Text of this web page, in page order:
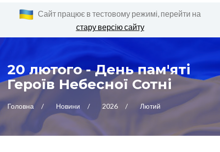
Сайт працює в тестовому режимі, перейти на
стару версію сайту
20 лютого - День пам'яті
Героїв Небесної Сотні
Головна Новини 2026 Лютий